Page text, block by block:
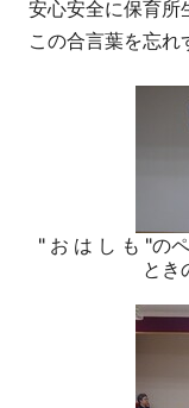
安心安全に保育所
この合言葉を忘れ
" お は し も "の
とき